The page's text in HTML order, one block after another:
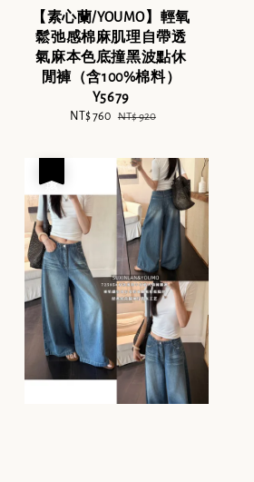
【素心蘭/YOUMO】輕氧
鬆弛感棉麻肌理自帶透
氣麻本色底撞黑波點休
閒褲（含100%棉料）
Y5679
Sale
NT$ 760 Regular
NT$ 920